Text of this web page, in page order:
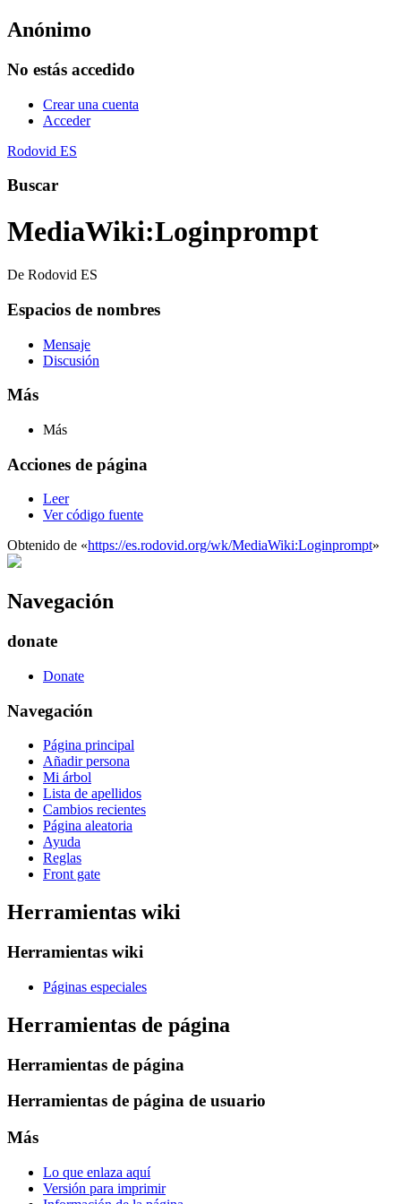
Anónimo
No estás accedido
Crear una cuenta
Acceder
Rodovid ES
Buscar
MediaWiki:Loginprompt
De Rodovid ES
Espacios de nombres
Mensaje
Discusión
Más
Más
Acciones de página
Leer
Ver código fuente
Obtenido de «https://es.rodovid.org/wk/MediaWiki:Loginprompt»
Navegación
donate
Donate
Navegación
Página principal
Añadir persona
Mi árbol
Lista de apellidos
Cambios recientes
Página aleatoria
Ayuda
Reglas
Front gate
Herramientas wiki
Herramientas wiki
Páginas especiales
Herramientas de página
Herramientas de página
Herramientas de página de usuario
Más
Lo que enlaza aquí
Versión para imprimir